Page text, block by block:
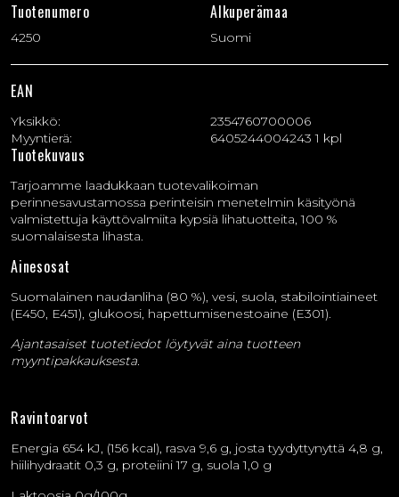
Tuotenumero
4250
Alkuperämaa
Suomi
EAN
Yksikkö:
2354760700006
Myyntierä:
6405244004243 1 kpl
Tuotekuvaus
Tarjoamme laadukkaan tuotevalikoiman
perinnesavustamossa perinteisin menetelmin käsityönä
valmistettuja käyttövalmiita kypsiä lihatuotteita, 100 %
suomalaisesta lihasta.
Ainesosat
Suomalainen naudanliha (80 %), vesi, suola, stabilointiaineet
(E450, E451), glukoosi, hapettumisenestoaine (E301).
Ajantasaiset tuotetiedot löytyvät aina tuotteen
myyntipakkauksesta.
Ravintoarvot
Energia 654 kJ, (156 kcal), rasva 9,6 g, josta tyydyttynyttä 4,8 g,
hiilihydraatit 0,3 g, proteiini 17 g, suola 1,0 g